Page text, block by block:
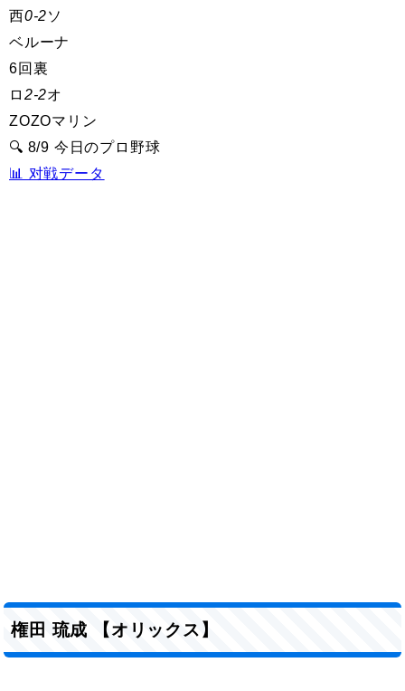
西0-2ソ
ベルーナ
6回裏
ロ 2-2オ
ZOZOマリン
🔍 8/9 今日のプロ野球
📊 对戦データ
権田 琉成 【オリックス】